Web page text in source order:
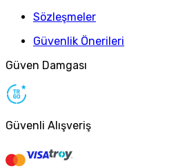
Sözleşmeler
Güvenlik Önerileri
Güven Damgası
Güvenli Alışveriş